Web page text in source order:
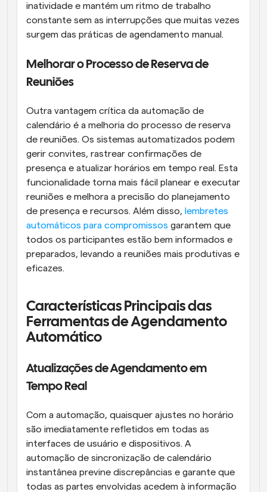
inatividade e mantém um ritmo de trabalho
constante sem as interrupções que muitas vezes
surgem das práticas de agendamento manual.
Melhorar o Processo de Reserva de
Reuniões
Outra vantagem crítica da automação de
calendário é a melhoria do processo de reserva
de reuniões. Os sistemas automatizados podem
gerir convites, rastrear confirmações de
presença e atualizar horários em tempo real. Esta
funcionalidade torna mais fácil planear e executar
reuniões e melhora a precisão do planejamento
de presença e recursos. Além disso, lembretes
automáticos para compromissos garantem que
todos os participantes estão bem informados e
preparados, levando a reuniões mais produtivas e
eficazes.
Características Principais das
Ferramentas de Agendamento
Automático
Atualizações de Agendamento em
Tempo Real
Com a automação, quaisquer ajustes no horário
são imediatamente refletidos em todas as
interfaces de usuário e dispositivos. A
automação de sincronização de calendário
instantânea previne discrepâncias e garante que
todas as partes envolvidas acedem à informação